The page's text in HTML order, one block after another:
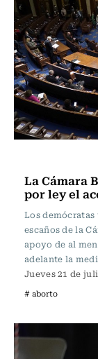
La Cámara
por ley el
Los demócratas
escaños de la
apoyo de al
adelante la
Jueves 21 de
# aborto